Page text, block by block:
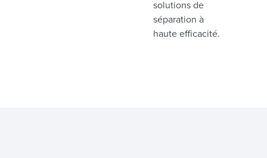
solutions de
séparation à
haute efficacité.